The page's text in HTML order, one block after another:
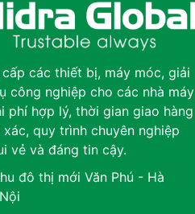
các thiết bị, máy móc, giải
công nghiệp cho các nhà máy
phí hợp lý, thời gian giao hàng
xác, quy trình chuyên nghiệp
vẻ và đáng tin cậy.
đô thị mới Văn Phú - Hà